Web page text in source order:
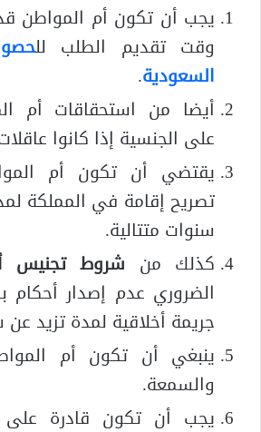
يجب أن تكون أم المواطن
وقت تقديم الطلب لل
السعودية.
أيضا من استحقاقات أم
على الجنسية إذا كانوا
يقتضي أن تكون أم
تصريح إقامة في المملكة
سنوات متتالية.
كذلك من شروط تجنيس
الضروري عدم إصدار
جريمة أخلاقية لمدة تزيد
ينبغي أن تكون أم
والسمعة.
يجب أن تكون قادرة على